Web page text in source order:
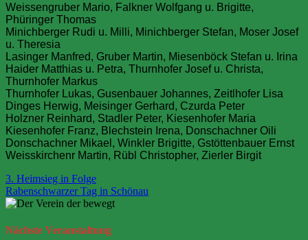
Weissengruber Mario, Falkner Wolfgang u. Brigitte,
Phüringer Thomas
Minichberger Rudi u. Milli, Minichberger Stefan, Moser Josef
u. Theresia
Lasinger Manfred, Gruber Martin, Miesenböck Stefan u. Irina
Haider Matthias u. Petra, Thurnhofer Josef u. Christa,
Thurnhofer Markus
Thurnhofer Lukas, Gusenbauer Johannes, Zeitlhofer Lisa
Dinges Herwig, Meisinger Gerhard, Czurda Peter
Holzner Reinhard, Stadler Peter, Kiesenhofer Maria
Kiesenhofer Franz, Blechstein Irena, Donschachner Oili
Donschachner Mikael, Winkler Brigitte, Gstöttenbauer Ernst
Weisskirchenr Martin, Rübl Christopher, Zierler Birgit
Beitragsnavigation
3. Heimsieg in Folge
Rabenschwarzer Tag in Schönau
Nächste Veranstaltung